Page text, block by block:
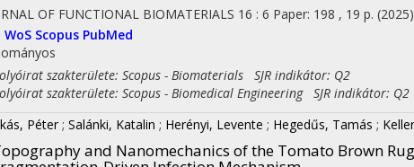
OF FUNCTIONAL BIOMATERIALS 16 : 6 Paper: 198 , 19 p. (2025)
WoS Scopus PubMed
szakterülete: Scopus - Biomaterials SJR indikátor: Q2
szakterülete: Scopus - Biomedical Engineering SJR indikátor: Q2
Péter ; Salánki, Katalin ; Herényi, Levente ; Hegedűs, Tamás ;
and Nanomechanics of the Tomato Brown